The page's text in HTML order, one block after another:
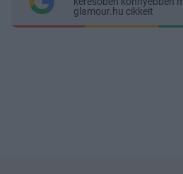
glamour.hu cikkeit